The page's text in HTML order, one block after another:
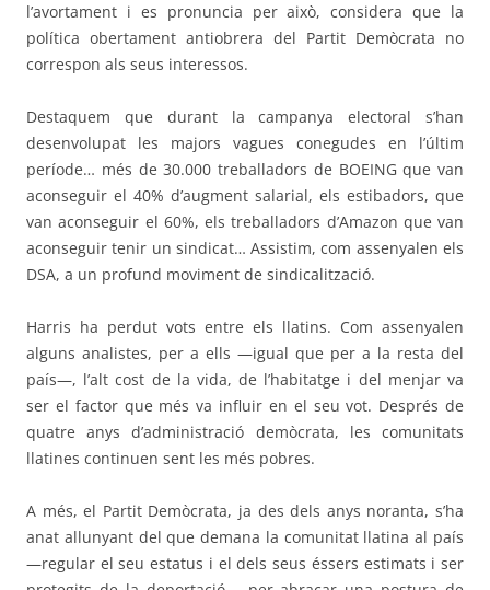
l’avortament i es pronuncia per això, considera que la
política obertament antiobrera del Partit Demòcrata no
correspon als seus interessos.
Destaquem que durant la campanya electoral s’han
desenvolupat les majors vagues conegudes en l’últim
període… més de 30.000 treballadors de BOEING que van
aconseguir el 40% d’augment salarial, els estibadors, que
van aconseguir el 60%, els treballadors d’Amazon que van
aconseguir tenir un sindicat… Assistim, com assenyalen els
DSA, a un profund moviment de sindicalització.
Harris ha perdut vots entre els llatins. Com assenyalen
alguns analistes, per a ells —igual que per a la resta del
país—, l’alt cost de la vida, de l’habitatge i del menjar va
ser el factor que més va influir en el seu vot. Després de
quatre anys d’administració demòcrata, les comunitats
llatines continuen sent les més pobres.
A més, el Partit Demòcrata, ja des dels anys noranta, s’ha
anat allunyant del que demana la comunitat llatina al país
—regular el seu estatus i el dels seus éssers estimats i ser